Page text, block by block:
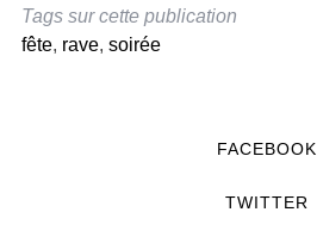
Tags sur cette publication
fête, rave, soirée
FACEBOOK
TWITTER